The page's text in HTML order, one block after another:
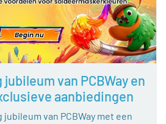
van PCBWay en
aanbiedingen
van PCBWay met een